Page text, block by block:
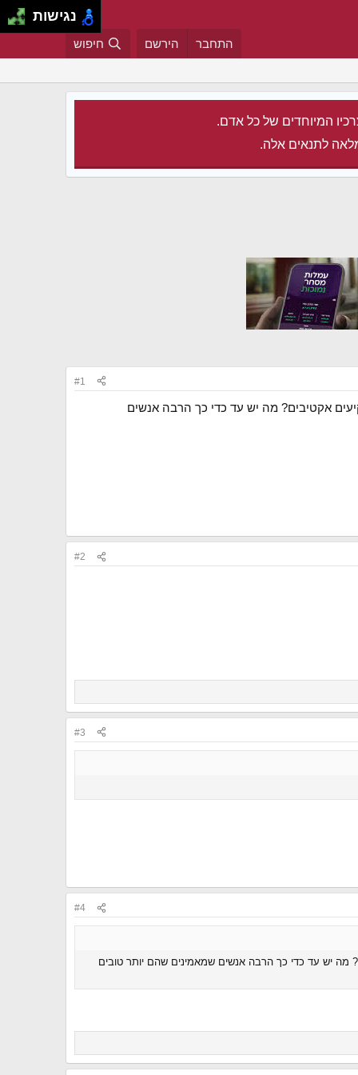
התחבר הירשם חיפוש
המיוחדים של כל אדם.
לתנאים אלה.
#1
אקטיבים? מה יש עד כדי כך הרבה אנשים
#2
#3
#4
מה יש עד כדי כך הרבה אנשים שמאמינים שהם יותר טובים
נגישות